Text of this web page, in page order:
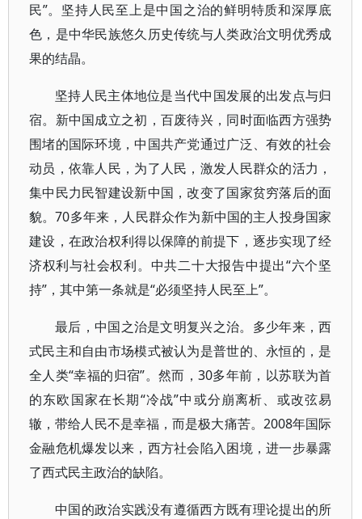
民”。坚持人民至上是中国之治的鲜明特质和深厚底
色，是中华民族悠久历史传统与人类政治文明优秀成
果的结晶。
坚持人民主体地位是当代中国发展的出发点与归
宿。新中国成立之初，百废待兴，同时面临西方强势
围堵的国际环境，中国共产党通过广泛、有效的社会
动员，依靠人民，为了人民，激发人民群众的活力，
集中民力民智建设新中国，改变了国家贫穷落后的面
貌。70多年来，人民群众作为新中国的主人投身国家
建设，在政治权利得以保障的前提下，逐步实现了经
济权利与社会权利。中共二十大报告中提出“六个坚
持”，其中第一条就是“必须坚持人民至上”。
最后，中国之治是文明复兴之治。多少年来，西
式民主和自由市场模式被认为是普世的、永恒的，是
全人类“幸福的归宿”。然而，30多年前，以苏联为首
的东欧国家在长期“冷战”中或分崩离析、或改弦易
辙，带给人民不是幸福，而是极大痛苦。2008年国际
金融危机爆发以来，西方社会陷入困境，进一步暴露
了西式民主政治的缺陷。
中国的政治实践没有遵循西方既有理论提出的所